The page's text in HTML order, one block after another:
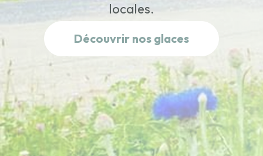
locales.
Découvrir nos glaces